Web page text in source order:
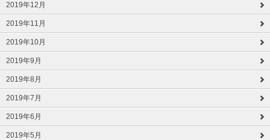
2019年12月
2019年11月
2019年10月
2019年9月
2019年8月
2019年7月
2019年6月
2019年5月